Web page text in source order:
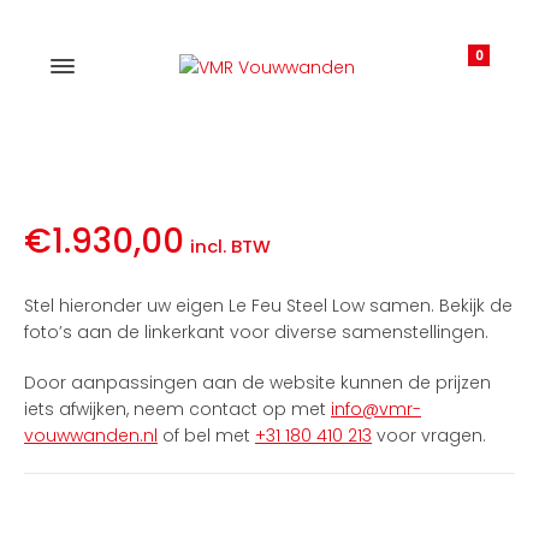
0
€1.930,00 incl. BTW
Stel hieronder uw eigen Le Feu Steel Low samen. Bekijk de
foto’s aan de linkerkant voor diverse samenstellingen.
Door aanpassingen aan de website kunnen de prijzen
iets afwijken, neem contact op met info@vmr-
vouwwanden.nl of bel met +31 180 410 213 voor vragen.